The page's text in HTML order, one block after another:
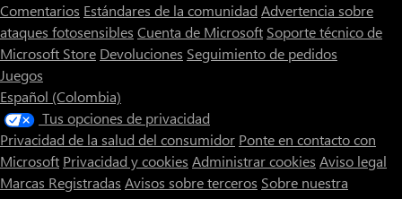
Comentarios Estándares de la comunidad Advertencia sobre
ataques fotosensibles Cuenta de Microsoft Soporte técnico de
Microsoft Store Devoluciones Seguimiento de pedidos
Juegos
Español (Colombia)
Tus opciones de privacidad
Privacidad de la salud del consumidor Ponte en contacto con
Microsoft Privacidad y cookies Administrar cookies Aviso legal
Marcas Registradas Avisos sobre terceros Sobre nuestra